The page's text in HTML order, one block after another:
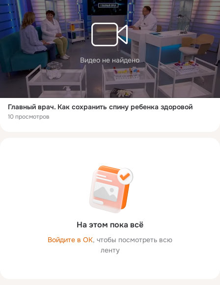
Видео не найдено
Главный врач. Как сохранить спину ребенка здоровой
10 просмотров
На этом пока всё
Войдите в ОК, чтобы посмотреть всю
ленту